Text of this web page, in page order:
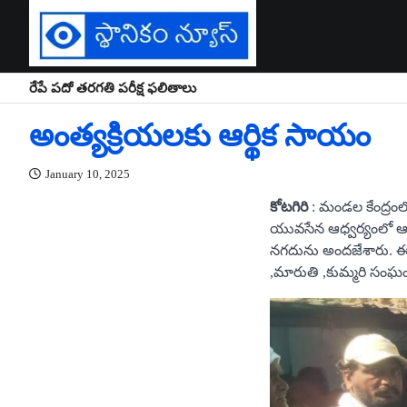
రేపే పదో తరగతి పరీక్ష ఫలితాలు
అంత్యక్రియలకు ఆర్థిక సాయం
January 10, 2025
కోటగిరి: మండల
యువసేన ఆధ్వర్యంలో
నగదును అందజేశారు.
,మారుతి ,కుమ్మరి సంఘం